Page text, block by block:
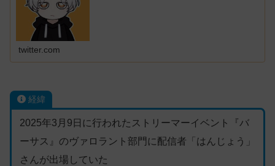
twitter.com
経緯
2025年3月9日に行われたストリーマーイベント『バ
ーサス』のヴァロラント部門に配信者「はんじょう」
さんが出場していた